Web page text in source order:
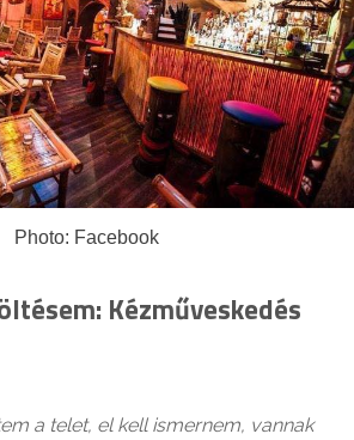
Photo: Facebook
Kézműveskedés
a telet, el kell ismernem, vannak